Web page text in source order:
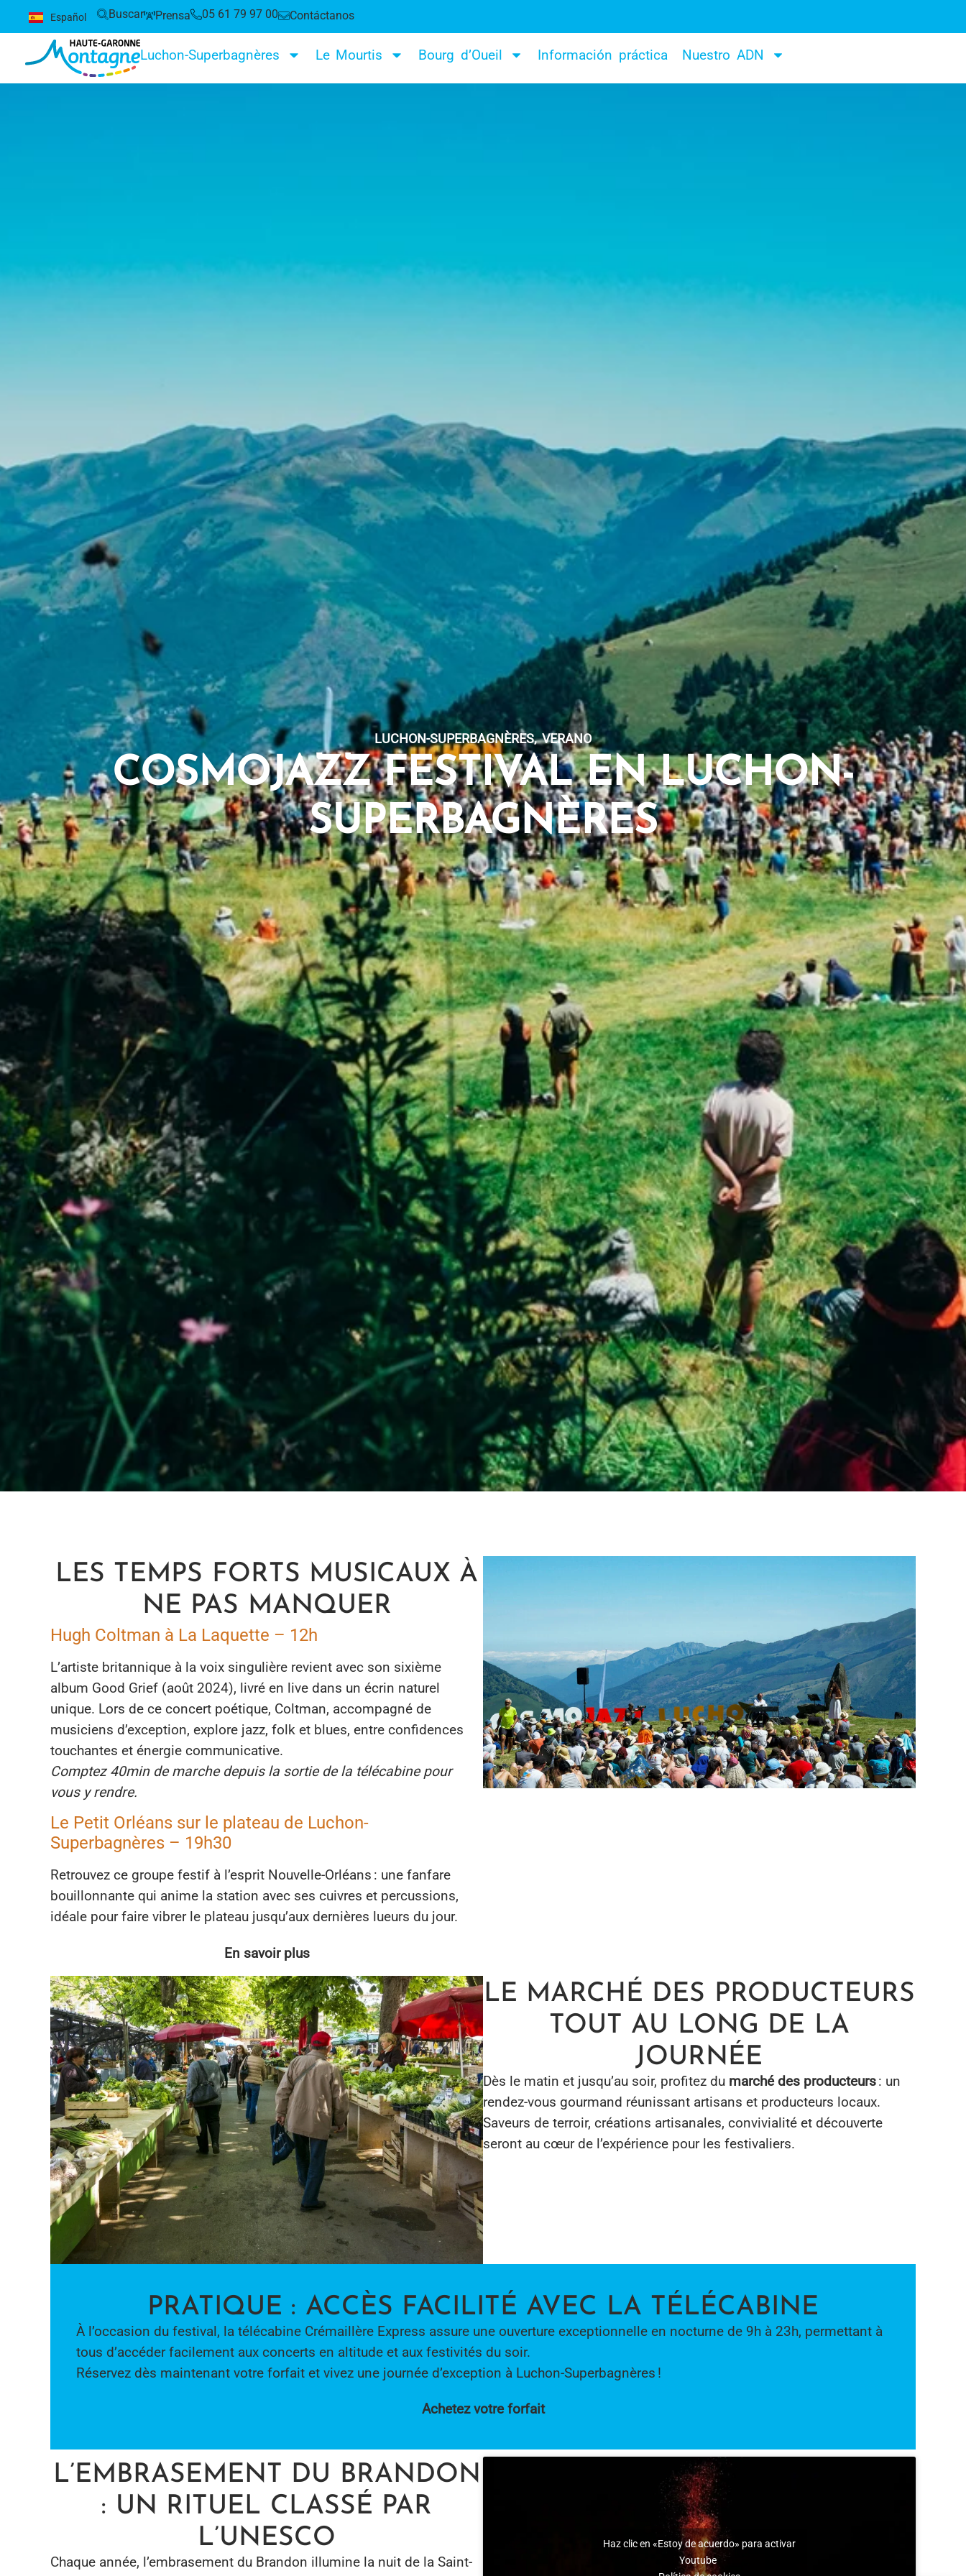
Español
English
Buscar Prensa 05 61 79 97 00 Contáctanos
Luchon-Superbagnères Le Mourtis Bourg d’Oueil Información práctica Nuestro ADN
LUCHON-SUPERBAGNÈRES,VERANO
COSMOJAZZ FESTIVAL EN LUCHON-
SUPERBAGNÈRES
LES TEMPS FORTS MUSICAUX À
NE PAS MANQUER
Hugh Coltman à La Laquette – 12h
L’artiste britannique à la voix singulière revient avec son sixième
album Good Grief (août 2024), livré en live dans un écrin naturel
unique. Lors de ce concert poétique, Coltman, accompagné de
musiciens d’exception, explore jazz, folk et blues, entre confidences
touchantes et énergie communicative.
Comptez 40min de marche depuis la sortie de la télécabine pour
vous y rendre.
Le Petit Orléans sur le plateau de Luchon-
Superbagnères – 19h30
Retrouvez ce groupe festif à l’esprit Nouvelle-Orléans : une fanfare
bouillonnante qui anime la station avec ses cuivres et percussions,
idéale pour faire vibrer le plateau jusqu’aux dernières lueurs du jour.
En savoir plus
LE MARCHÉ DES PRODUCTEURS
TOUT AU LONG DE LA
JOURNÉE
Dès le matin et jusqu’au soir, profitez du marché des producteurs: un
rendez-vous gourmand réunissant artisans et producteurs locaux.
Saveurs de terroir, créations artisanales, convivialité et découverte
seront au cœur de l’expérience pour les festivaliers.
PRATIQUE : ACCÈS FACILITÉ AVEC LA TÉLÉCABINE
À l’occasion du festival, la télécabine Crémaillère Express assure une ouverture exceptionnelle en nocturne de 9h à 23h, permettant à
tous d’accéder facilement aux concerts en altitude et aux festivités du soir.
Réservez dès maintenant votre forfait et vivez une journée d’exception à Luchon-Superbagnères !
Achetez votre forfait
L’EMBRASEMENT DU BRANDON
: UN RITUEL CLASSÉ PAR
L’UNESCO
Chaque année, l’embrasement du Brandon illumine la nuit de la Saint-
Haz clic en «Estoy de acuerdo» para activar
Youtube